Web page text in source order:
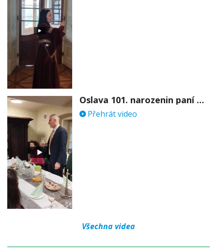
Oslava 101. narozenin paní Věry Skořepové
Přehrát video
Všechna videa